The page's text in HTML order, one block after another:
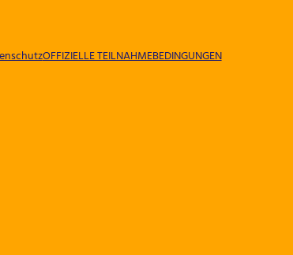
OFFIZIELLE TEILNAHMEBEDINGUNGEN